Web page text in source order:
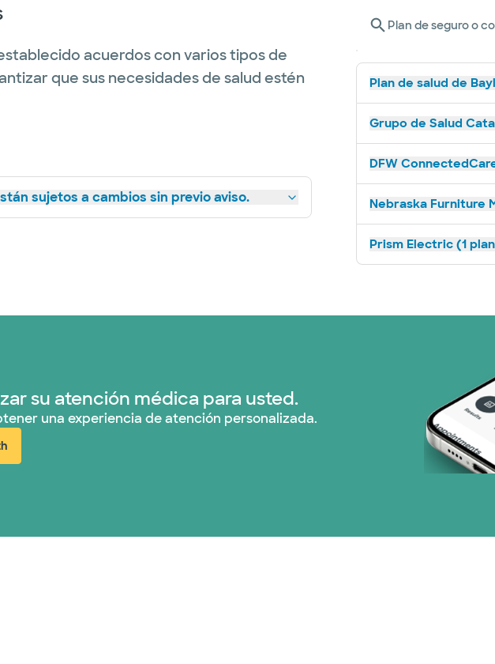
acuerdos con varios tipos de
que sus necesidades de salud estén
sujetos a cambios sin previo aviso.
Plan de seguro o
Plan de salud de
Grupo de Salud
DFW
Nebraska Furniture
Prism Electric (1
su atención médica para usted.
una experiencia de atención personalizada.
nueva)